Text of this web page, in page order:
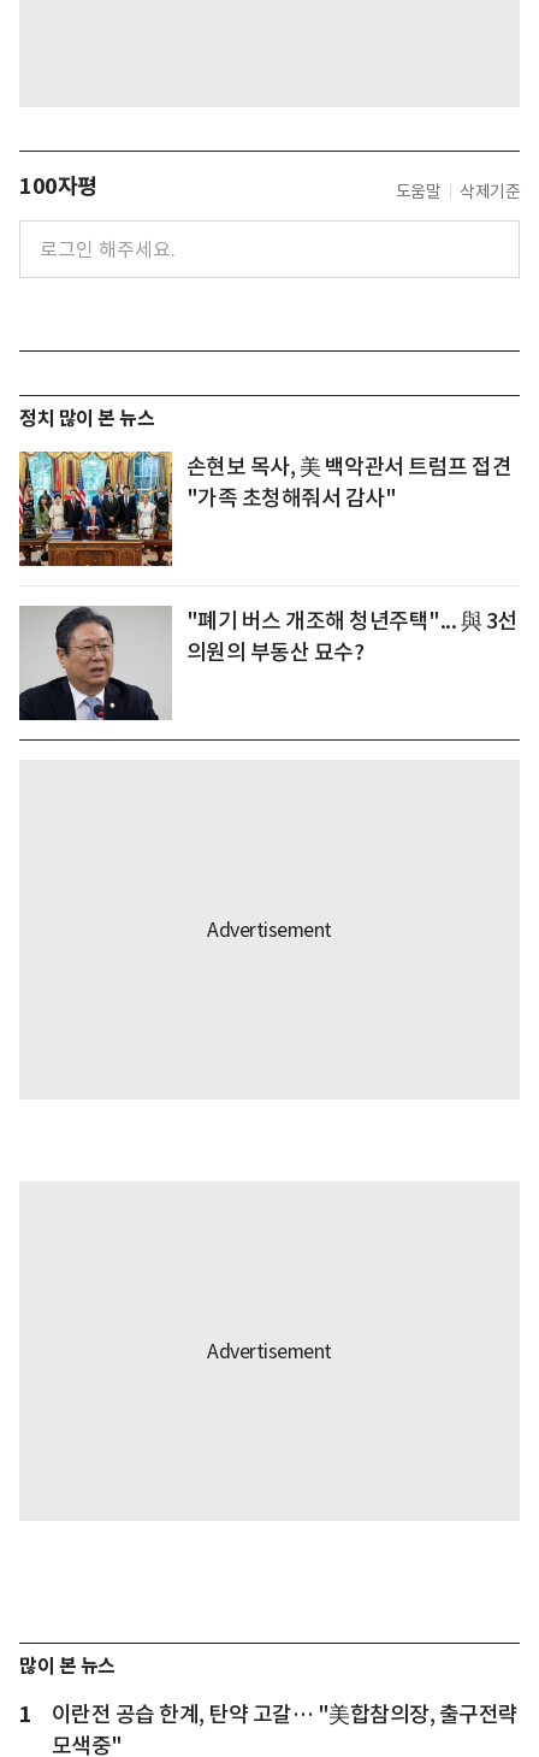
100자평 도움말 삭제기준
정치 많이 본 뉴스
손현보 목사, 美 백악관서 트럼프 접견
"가족 초청해줘서 감사"
"폐기 버스 개조해 청년주택"... 與 3선
의원의 부동산 묘수?
많이 본 뉴스
1
이란전 공습 한계, 탄약 고갈… "美합참의장, 출구전략
모색중"